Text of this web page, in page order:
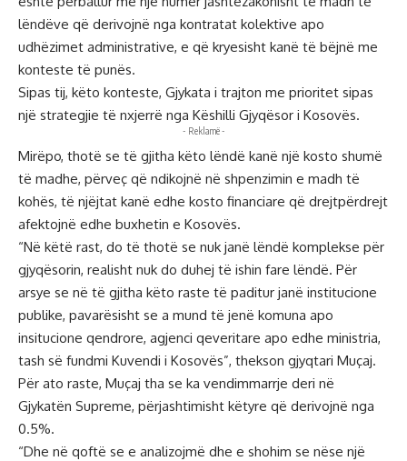
lëndëve që derivojnë nga kontratat kolektive apo
udhëzimet administrative, e që kryesisht kanë të bëjnë me
konteste të punës.
Sipas tij, këto konteste, Gjykata i trajton me prioritet sipas
një strategjie të nxjerrë nga Këshilli Gjyqësor i Kosovës.
- Reklamë -
Mirëpo, thotë se të gjitha këto lëndë kanë një kosto shumë
të madhe, përveç që ndikojnë në shpenzimin e madh të
kohës, të njëjtat kanë edhe kosto financiare që drejtpërdrejt
afektojnë edhe buxhetin e Kosovës.
“Në këtë rast, do të thotë se nuk janë lëndë komplekse për
gjyqësorin, realisht nuk do duhej të ishin fare lëndë. Për
arsye se në të gjitha këto raste të paditur janë institucione
publike, pavarësisht se a mund të jenë komuna apo
insitucione qendrore, agjenci qeveritare apo edhe ministria,
tash së fundmi Kuvendi i Kosovës”, thekson gjyqtari Muçaj.
Për ato raste, Muçaj tha se ka vendimmarrje deri në
Gjykatën Supreme, përjashtimisht këtyre që derivojnë nga
0.5%.
“Dhe në qoftë se e analizojmë dhe e shohim se nëse një